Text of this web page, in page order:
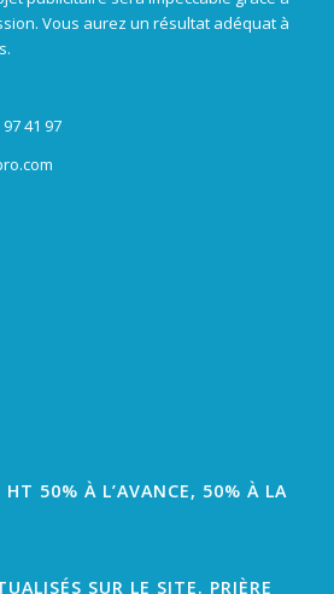
Vous aurez un résultat adéquat à
41 97
HT 50% À L’AVANCE, 50% À LA
SUR LE SITE. PRIÈRE